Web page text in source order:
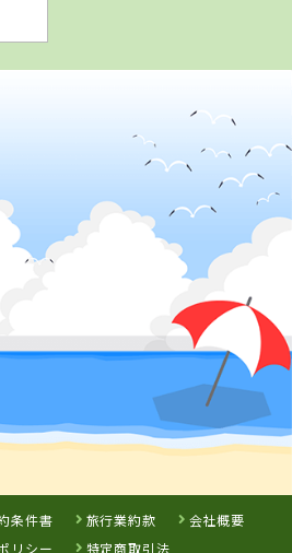
予 約
学校
5
県
いなん自動車
校
香川県
かんおんじ自動
車学校
詳 細
予 約
9
静岡県
条件書 旅行業約款
会社概要
リシー
特定商取引法